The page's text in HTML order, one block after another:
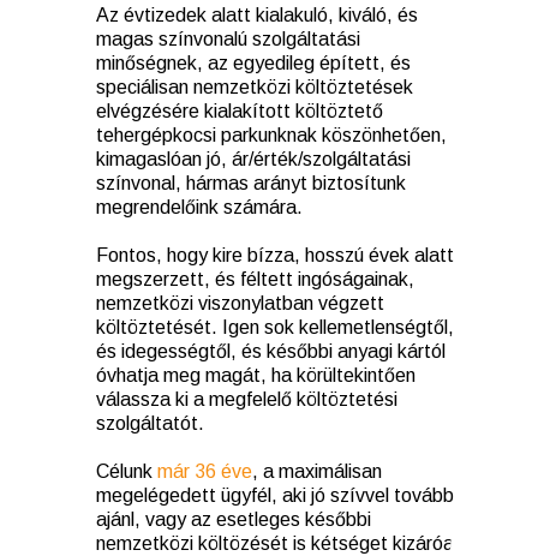
Az évtizedek alatt kialakuló, kiváló, és
magas színvonalú szolgáltatási
minőségnek, az egyedileg épített, és
speciálisan nemzetközi költöztetések
elvégzésére kialakított költöztető
tehergépkocsi parkunknak köszönhetően,
kimagaslóan jó, ár/érték/szolgáltatási
színvonal, hármas arányt biztosítunk
megrendelőink számára.
Fontos, hogy kire bízza, hosszú évek alatt
megszerzett, és féltett ingóságainak,
nemzetközi viszonylatban végzett
költöztetését. Igen sok kellemetlenségtől,
és idegességtől, és későbbi anyagi kártól
óvhatja meg magát, ha körültekintően
válassza ki a megfelelő költöztetési
szolgáltatót.
Célunk már 36 éve, a maximálisan
megelégedett ügyfél, aki jó szívvel tovább
ajánl, vagy az esetleges későbbi
nemzetközi költözését is kétséget kizáróan